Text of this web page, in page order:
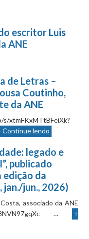
escritor Luis
ANE
de Letras –
Coutinho,
da ANE
xtmFKxMTtBFeiXk?
Continue lendo
legado e
publicado
edição da
jan./jun., 2026)
associado da ANE
…
+